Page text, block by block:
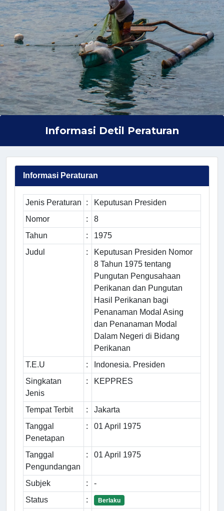
Informasi Detil Peraturan
Informasi Peraturan
Jenis Peraturan :
Keputusan Presiden
Nomor
:
8
Tahun
:
1975
Judul
:
Keputusan Presiden Nomor
8 Tahun 1975 tentang
Pungutan Pengusahaan
Perikanan dan Pungutan
Hasil Perikanan bagi
Penanaman Modal Asing
dan Penanaman Modal
Dalam Negeri di Bidang
Perikanan
T.E.U
:
Indonesia. Presiden
Singkatan
Jenis
: KEPPRES
Tempat Terbit :
Jakarta
Tanggal
Penetapan
: 01 April 1975
Tanggal
Pengundangan
: 01 April 1975
Subjek :
-
Status
: Berlaku